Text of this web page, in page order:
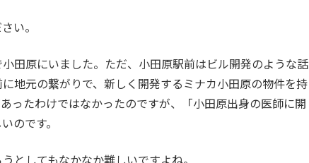
い。
田原にいました。ただ、小田原駅前はビル開発のような話
地元の繋がりで、新しく開発するミナカ小田原の物件を持
ったわけではなかったのですが、「小田原出身の医師に開
のです。